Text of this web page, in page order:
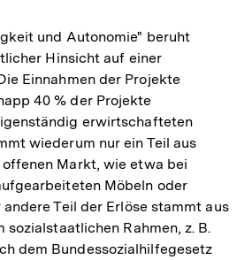
und Autonomie" beruht
Hinsicht auf einer
Einnahmen der Projekte
40 % der Projekte
erwirtschafteten
wiederum nur ein Teil aus
Markt, wie etwa bei
Möbeln oder
Teil der Erlöse stammt aus
sozialstaatlichen Rahmen, z. B.
dem Bundessozialhilfegesetz